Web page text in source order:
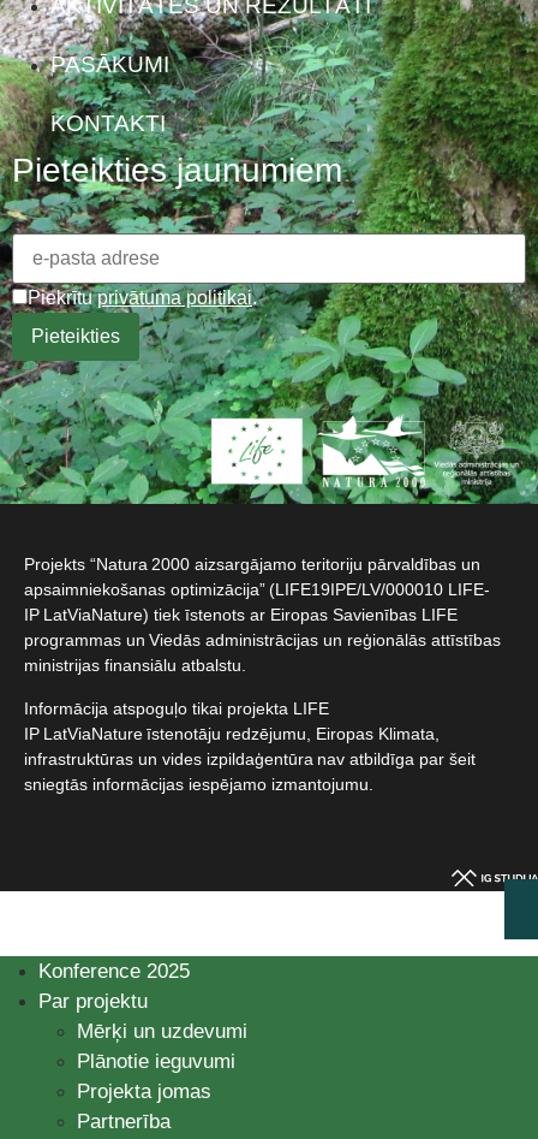
AKTIVITĀTES UN REZULTĀTI
PASĀKUMI
KONTAKTI
Pieteikties jaunumiem
Piekrītuprivātuma politikai.
Projekts “Natura 2000 aizsargājamo teritoriju pārvaldības un
apsaimniekošanas optimizācija” (LIFE19IPE/LV/000010 LIFE-
IP LatViaNature) tiek īstenots ar Eiropas Savienības LIFE
programmas un Viedās administrācijas un reģionālās attīstības
ministrijas finansiālu atbalstu.​
Informācija atspoguļo tikai projekta LIFE
IP LatViaNature īstenotāju redzējumu, Eiropas Klimata,
infrastruktūras un vides izpildaģentūra nav atbildīga par šeit
sniegtās informācijas iespējamo izmantojumu.​
Konference 2025
Par projektu
Mērķi un uzdevumi
Plānotie ieguvumi
Projekta jomas
Partnerība